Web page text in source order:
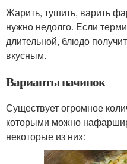
Жарить, тушить, варить
нужно недолго. Если
длительной, блюдо
вкусным.
Варианты начинок
Существует огромное
которыми можно
некоторые из них: